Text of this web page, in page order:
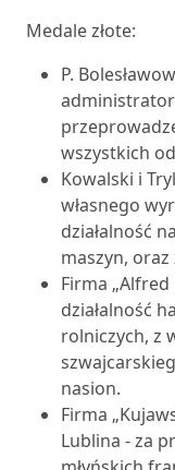
Medale złote:
P.
wszystkich
Kowalski i
własnego
działalność
maszyn, oraz
Firma „Alfred
działalność
rolniczych, z
nasion.
Firma
Lublina - za